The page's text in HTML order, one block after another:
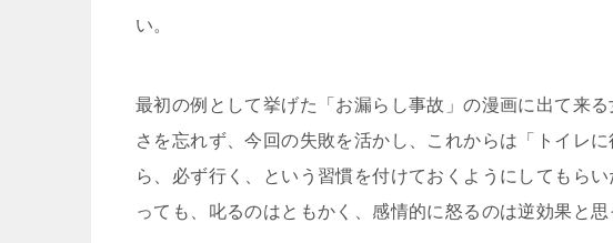
い。
最初の例として挙げた「お漏らし事故」の漫画に出て来
さを忘れず、今回の失敗を活かし、これからは「トイレ
ら、必ず行く、という習慣を付けておくようにしてもら
っても、叱るのはともかく、感情的に怒るのは逆効果と思